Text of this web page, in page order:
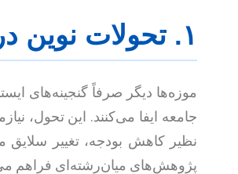
۱. تحولات نوین در زیست‌بوم موزه‌ها
موزه‌ها دیگر صرفاً گنجینه‌های
جامعه ایفا می‌کنند. این تحول،
نظیر کاهش بودجه، تغییر
پژوهش‌های میان‌رشته‌ای فراهم